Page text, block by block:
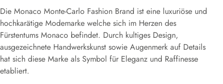
Die Monaco Monte-Carlo Fashion Brand ist eine luxuriöse und
hochkarätige Modemarke welche sich im Herzen des
Fürstentums Monaco befindet. Durch kultiges Design,
ausgezeichnete Handwerkskunst sowie Augenmerk auf Details
hat sich diese Marke als Symbol für Eleganz und Raffinesse
etabliert.